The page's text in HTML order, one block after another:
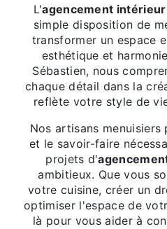
L'agencement intérieur
simple disposition de
transformer un espace
esthétique et
Sébastien, nous
chaque détail dans la
reflète votre style de
Nos artisans
et le savoir-faire
projets d'
ambitieux. Que vous
votre cuisine, créer un
optimiser l'espace de
là pour vous aider à